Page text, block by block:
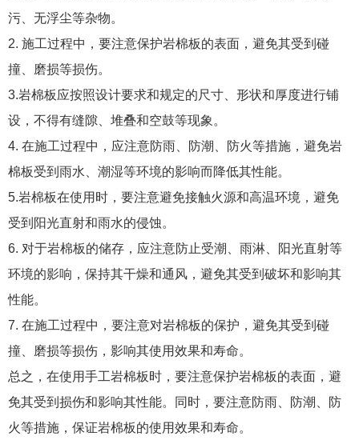
污、无浮尘等杂物。
2. 施工过程中，要注意保护岩棉板的表面，避免其受到碰
撞、磨损等损伤。
3.岩棉板应按照设计要求和规定的尺寸、形状和厚度进行铺
设，不得有缝隙、堆叠和空鼓等现象。
4. 在施工过程中，应注意防雨、防潮、防火等措施，避免岩
棉板受到雨水、潮湿等环境的影响而降低其性能。
5.岩棉板在使用时，要注意避免接触火源和高温环境，避免
受到阳光直射和雨水的侵蚀。
6. 对于岩棉板的储存，应注意防止受潮、雨淋、阳光直射等
环境的影响，保持其干燥和通风，避免其受到破坏和影响其
性能。
7. 在施工过程中，要注意对岩棉板的保护，避免其受到碰
撞、磨损等损伤，影响其使用效果和寿命。
总之，在使用手工岩棉板时，要注意保护岩棉板的表面，避
免其受到损伤和影响其性能。同时，要注意防雨、防潮、防
火等措施，保证岩棉板的使用效果和寿命。